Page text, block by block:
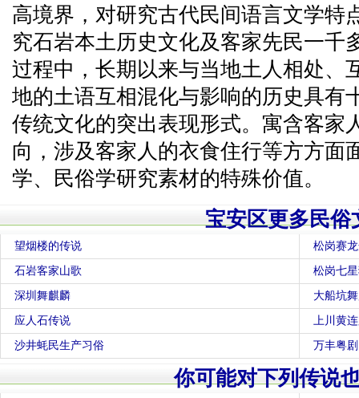
高境界，对研究古代民间语言文学特
究石岩本土历史文化及客家先民一千
过程中，长期以来与当地土人相处、
地的土语互相混化与影响的历史具有
传统文化的突出表现形式。寓含客家
向，涉及客家人的衣食住行等方方面
学、民俗学研究素材的特殊价值。
宝安区更多民俗
望烟楼的传说 松岗赛
石岩客家山歌 松岗七
深圳舞麒麟 大船坑
应人石传说 上川黄
沙井蚝民生产习俗 万丰粤剧
你可能对下列传说